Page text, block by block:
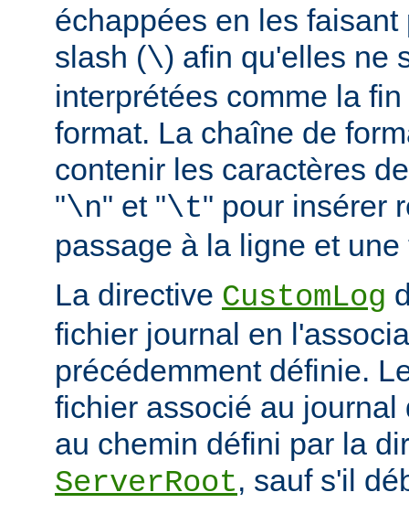
échappées en les
slash (\) afin qu'elles ne
interprétées comme la
format. La chaîne de
contenir les caractères
"\n" et "\t" pour insérer
passage à la ligne et
La directive CustomLog
fichier journal en
précédemment définie.
fichier associé au journal
au chemin défini par la
ServerRoot, sauf s'il